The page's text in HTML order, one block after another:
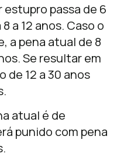
estupro passa de 6
a 12 anos. Caso o
a pena atual de 8
Se resultar em
de 12 a 30 anos
atual é de
punido com pena